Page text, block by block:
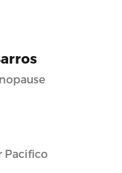
Pacifico